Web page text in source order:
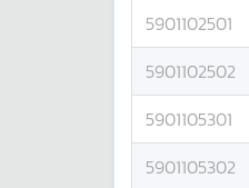
5901102501
5901102502
5901105301
5901105302